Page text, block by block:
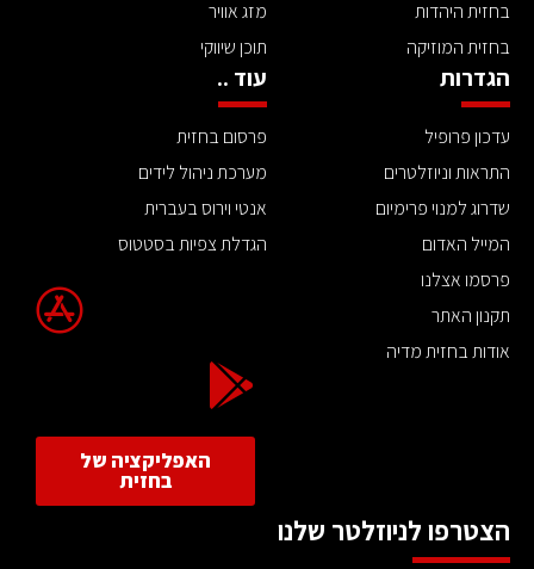
בחזית היהדות
בחזית המוזיקה
מזג אוויר
תוכן שיווקי
הגדרות
עדכון פרופיל
התראות וניוזלטרים
שדרוג למנוי פרימיום
המייל האדום
פרסמו אצלנו
תקנון האתר
אודות בחזית מדיה
עוד ..
פרסום בחזית
מערכת ניהול לידים
אנטי וירוס בעברית
הגדלת צפיות בסטטוס
האפליקציה של
בחזית
הצטרפו לניוזלטר שלנו